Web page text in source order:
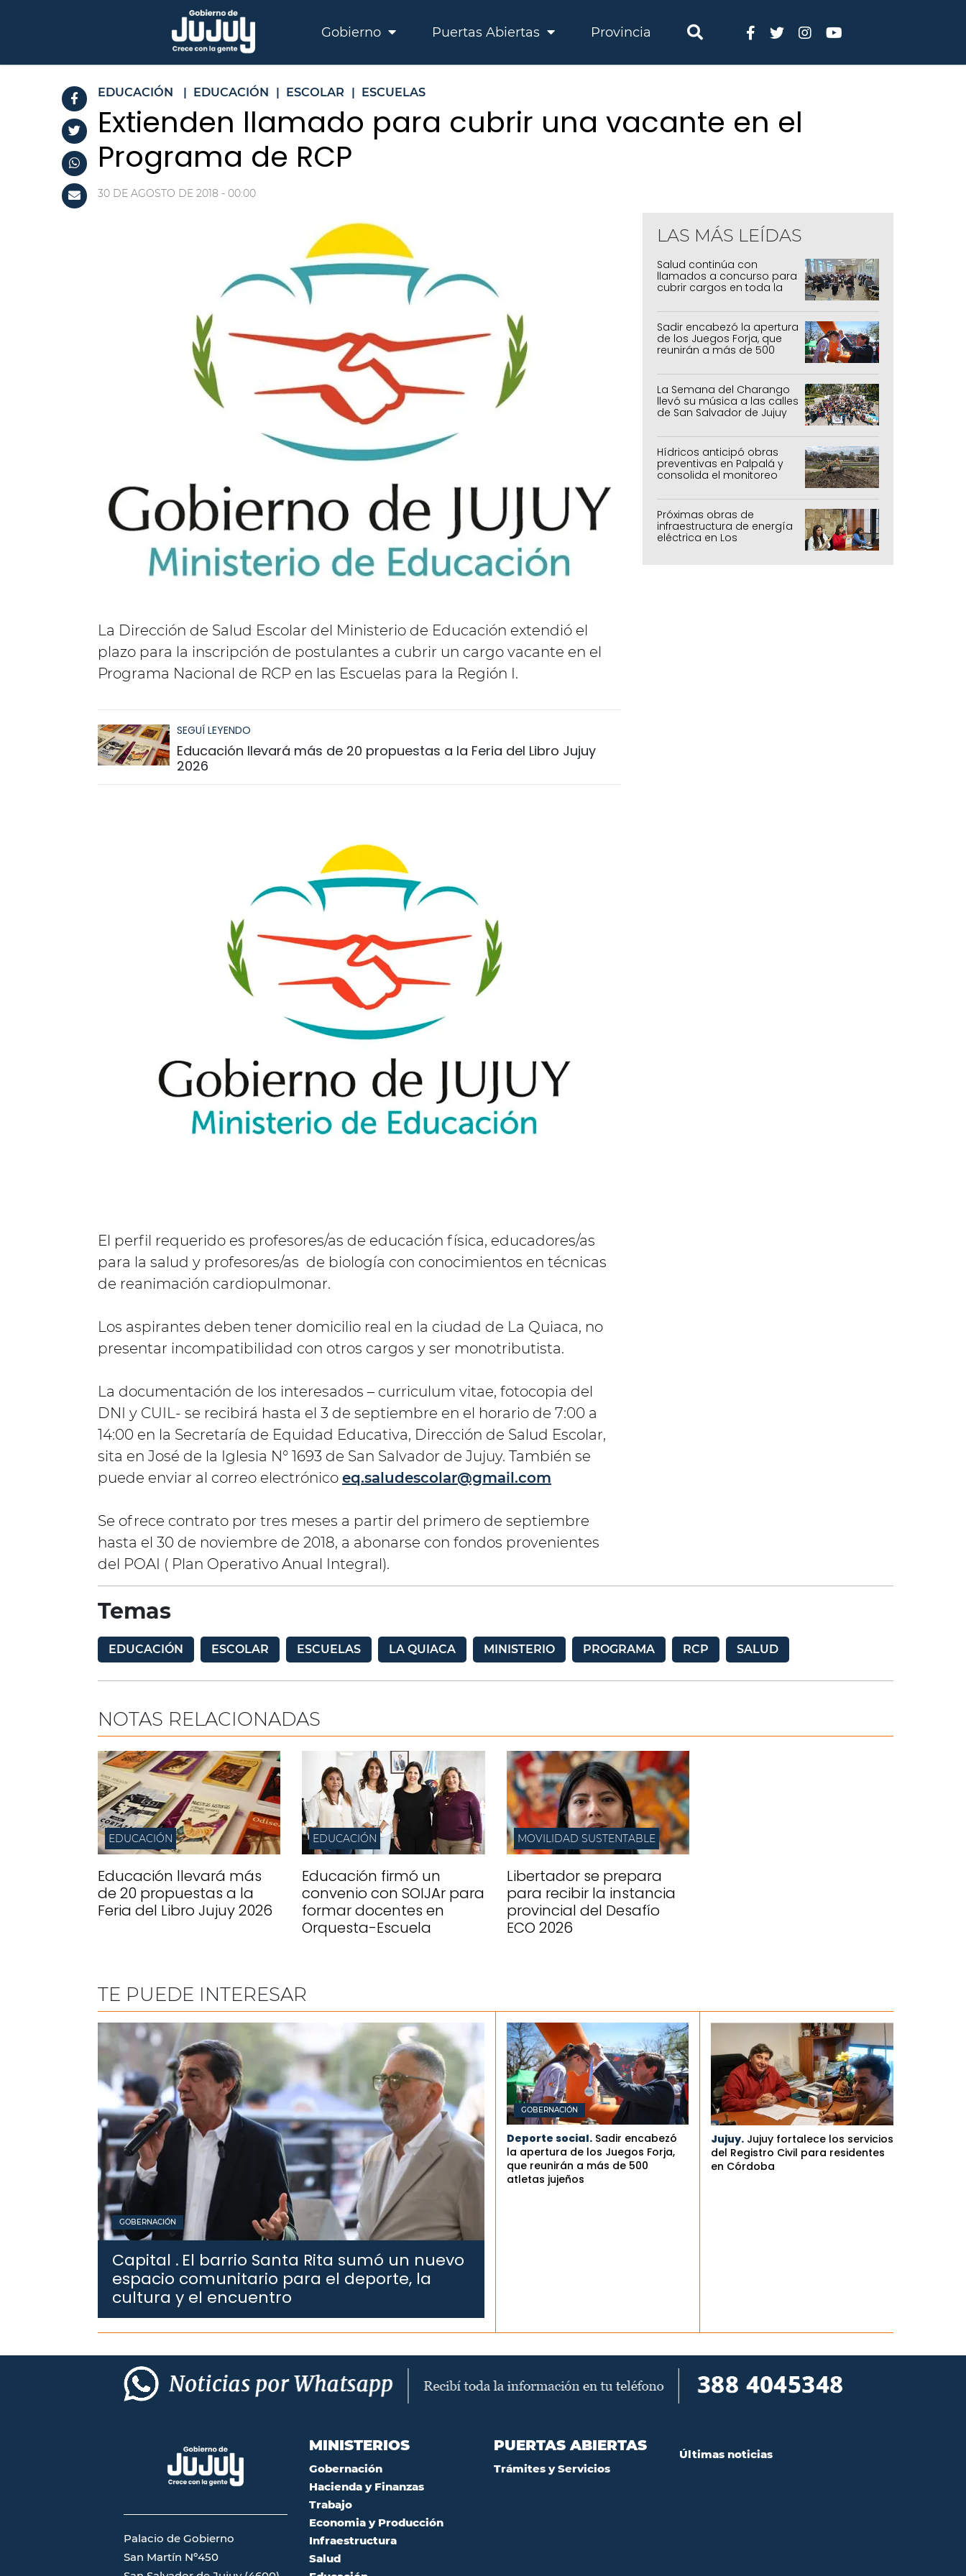
Gobierno Puertas Abiertas Provincia
EDUCACIÓN | EDUCACIÓN | ESCOLAR | ESCUELAS
Extienden llamado para cubrir una vacante en el
Programa de RCP
30 DE AGOSTO DE 2018 - 00:00
La Dirección de Salud Escolar del Ministerio de Educación extendió el
plazo para la inscripción de postulantes a cubrir un cargo vacante en el
Programa Nacional de RCP en las Escuelas para la Región I.
SEGUÍ LEYENDO
Educación llevará más de 20 propuestas a la Feria del Libro Jujuy
2026
El perfil requerido es profesores/as de educación física, educadores/as
para la salud y profesores/as de biología con conocimientos en técnicas
de reanimación cardiopulmonar.
Los aspirantes deben tener domicilio real en la ciudad de La Quiaca, no
presentar incompatibilidad con otros cargos y ser monotributista.
La documentación de los interesados – curriculum vitae, fotocopia del
DNI y CUIL- se recibirá hasta el 3 de septiembre en el horario de 7:00 a
14:00 en la Secretaría de Equidad Educativa, Dirección de Salud Escolar,
sita en José de la Iglesia N° 1693 de San Salvador de Jujuy. También se
puede enviar al correo electrónico eq.saludescolar@gmail.com
Se ofrece contrato por tres meses a partir del primero de septiembre
hasta el 30 de noviembre de 2018, a abonarse con fondos provenientes
del POAI ( Plan Operativo Anual Integral).
LAS MÁS LEÍDAS
Salud continúa con
llamados a concurso para
cubrir cargos en toda la
Sadir encabezó la apertura
de los Juegos Forja, que
reunirán a más de 500
La Semana del Charango
llevó su música a las calles
de San Salvador de Jujuy
Hídricos anticipó obras
preventivas en Palpalá y
consolida el monitoreo
Próximas obras de
infraestructura de energía
eléctrica en Los
Temas
EDUCACIÓN ESCOLAR ESCUELAS LA QUIACA MINISTERIO PROGRAMA RCP SALUD
NOTAS RELACIONADAS
EDUCACIÓN
Educación llevará más
de 20 propuestas a la
Feria del Libro Jujuy 2026
EDUCACIÓN
Educación firmó un
convenio con SOIJAr para
formar docentes en
Orquesta-Escuela
MOVILIDAD SUSTENTABLE
Libertador se prepara
para recibir la instancia
provincial del Desafío
ECO 2026
TE PUEDE INTERESAR
GOBERNACIÓN
Capital . El barrio Santa Rita sumó un nuevo
espacio comunitario para el deporte, la
cultura y el encuentro
GOBERNACIÓN
Deporte social. Sadir encabezó
la apertura de los Juegos Forja,
que reunirán a más de 500
atletas jujeños
Jujuy. Jujuy fortalece los servicios
del Registro Civil para residentes
en Córdoba
Palacio de Gobierno
San Martín Nº450
MINISTERIOS
Gobernación
Hacienda y Finanzas
Trabajo
Economia y Producción
Infraestructura
Salud
PUERTAS ABIERTAS
Trámites y Servicios
Últimas noticias